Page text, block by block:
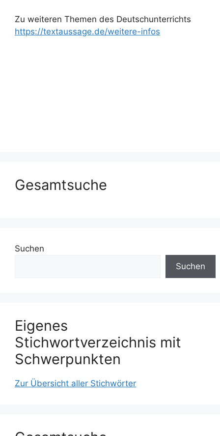
Zu weiteren Themen des Deutschunterrichts
https://textaussage.de/weitere-infos
Gesamtsuche
Suchen
Suchen
Eigenes
Stichwortverzeichnis mit
Schwerpunkten
Zur Übersicht aller Stichwörter